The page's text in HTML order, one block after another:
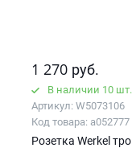
1 270 руб.
В наличии 10 шт.
Артикул: W5073106
Код товара: a052777
Розетка Werkel